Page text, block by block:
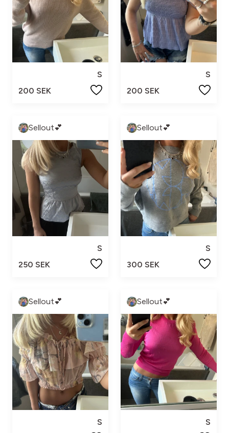
S
200 SEK
S
200 SEK
Sellout💕
S
250 SEK
Sellout💕
S
300 SEK
Sellout💕
S
Sellout💕
S